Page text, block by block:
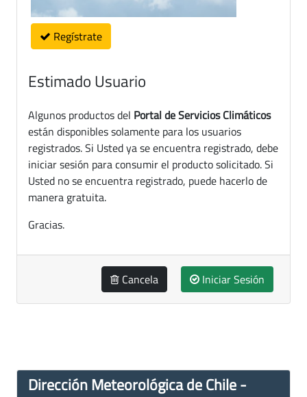
Regístrate
Estimado Usuario
Algunos productos del Portal de Servicios Climáticos
están disponibles solamente para los usuarios
registrados. Si Usted ya se encuentra registrado, debe
iniciar sesión para consumir el producto solicitado. Si
Usted no se encuentra registrado, puede hacerlo de
manera gratuita.
Gracias.
Cancela Iniciar Sesión
Dirección Meteorológica de Chile -